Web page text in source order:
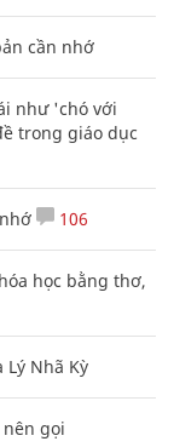
cần nhớ
như 'chó với
trong giáo dục
106
học bằng thơ,
Nhã Kỳ
gọi